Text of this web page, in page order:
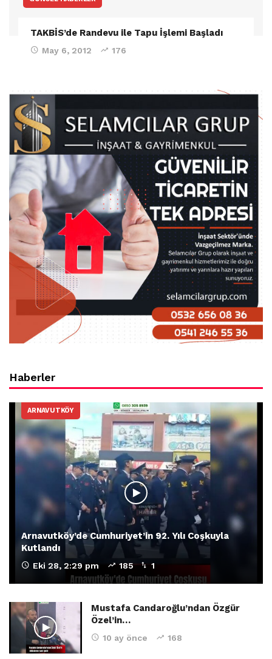
TAKBİS’de Randevu ile Tapu İşlemi Başladı
May 6, 2012 176
Haberler
ARNAVUTKÖY
Arnavutköy’de Cumhuriyet’in 92. Yılı Coşkuyla
Kutlandı
Eki 28, 2:29 pm 185 1
Mustafa Candaroğlu’ndan Özgür
Özel’in…
10 ay önce 168